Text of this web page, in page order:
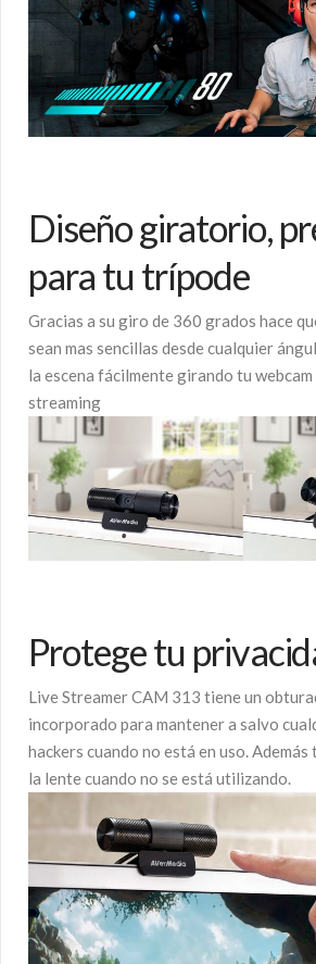
Diseño giratorio,
para tu trípode
Gracias a su giro de 360 grados hace
sean mas sencillas desde cualquier
la escena fácilmente girando tu
streaming
Protege tu
Live Streamer CAM 313 tiene un
incorporado para mantener a salvo
hackers cuando no está en uso.
la lente cuando no se está utilizando.